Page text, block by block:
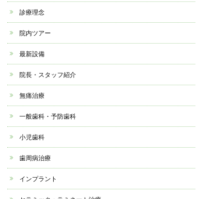
診療理念
院内ツアー
最新設備
院長・スタッフ紹介
無痛治療
一般歯科・予防歯科
小児歯科
歯周病治療
インプラント